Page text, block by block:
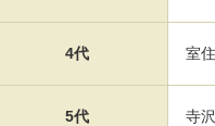
4代 室
5代 寺